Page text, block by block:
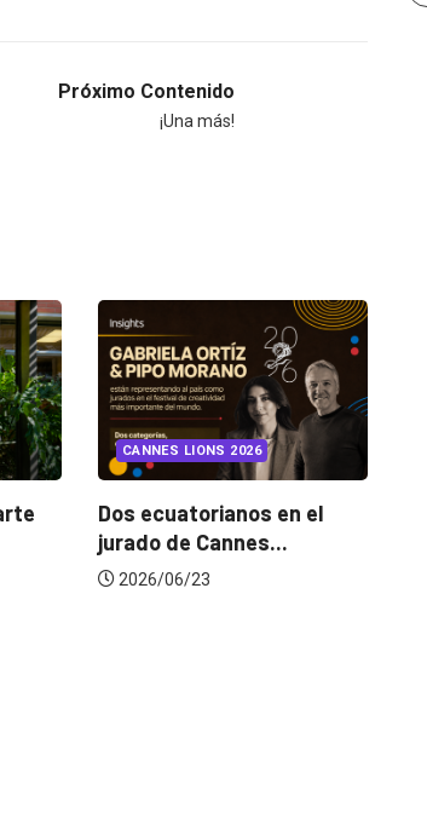
Próximo Contenido
¡Una más!
CANNES LIONS 2026
Dos ecuatorianos en el
jurado de Cannes...
2026/06/23
INSIGHTS
¿Cambiar
mejora una